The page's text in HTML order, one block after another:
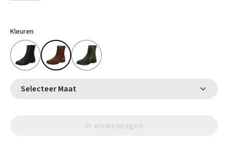
Kleuren
Selecteer Maat
In winkelwagen